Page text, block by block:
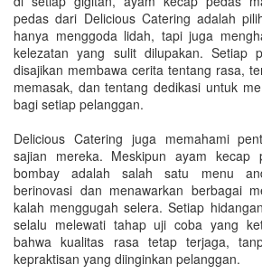
pedas dari Delicious Catering adalah
hanya menggoda lidah, tapi juga
kelezatan yang sulit dilupakan. Setiap
disajikan membawa cerita tentang rasa,
memasak, dan tentang dedikasi untuk
bagi setiap pelanggan.
Delicious Catering juga memahami
sajian mereka. Meskipun ayam kecap
bombay adalah salah satu menu
berinovasi dan menawarkan berbagai
kalah menggugah selera. Setiap
selalu melewati tahap uji coba yang
bahwa kualitas rasa tetap terjaga,
kepraktisan yang diinginkan pelanggan.